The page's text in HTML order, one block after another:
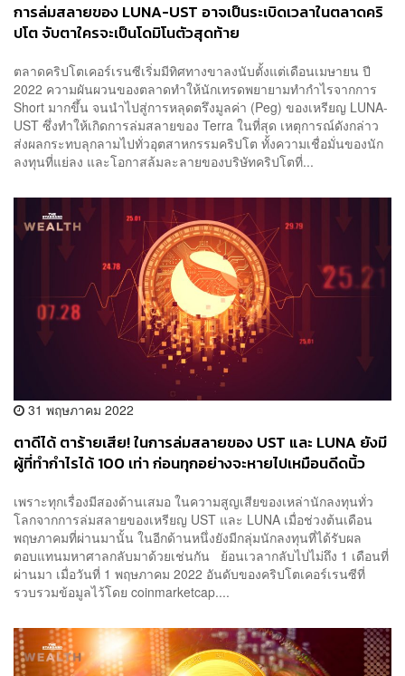
การล่มสลายของ LUNA-UST อาจเป็นระเบิดเวลาในตลาดคริ
ปโต จับตาใครจะเป็นโดมิโนตัวสุดท้าย
ตลาดคริปโตเคอร์เรนซีเริ่มมีทิศทางขาลงนับตั้งแต่เดือนเมษายน ปี
2022 ความผันผวนของตลาดทำให้นักเทรดพยายามทำกำไรจากการ
Short มากขึ้น จนนำไปสู่การหลุดตรึงมูลค่า (Peg) ของเหรียญ LUNA-
UST ซึ่งทำให้เกิดการล่มสลายของ Terra ในที่สุด เหตุการณ์ดังกล่าว
ส่งผลกระทบลุกลามไปทั่วอุตสาหกรรมคริปโต ทั้งความเชื่อมั่นของนัก
ลงทุนที่แย่ลง และโอกาสล้มละลายของบริษัทคริปโตที่...
31 พฤษภาคม 2022
ตาดีได้ ตาร้ายเสีย! ในการล่มสลายของ UST และ LUNA ยังมี
ผู้ที่ทำกำไรได้ 100 เท่า ก่อนทุกอย่างจะหายไปเหมือนดีดนิ้ว
เพราะทุกเรื่องมีสองด้านเสมอ ในความสูญเสียของเหล่านักลงทุนทั่ว
โลกจากการล่มสลายของเหรียญ UST และ LUNA เมื่อช่วงต้นเดือน
พฤษภาคมที่ผ่านมานั้น ในอีกด้านหนึ่งยังมีกลุ่มนักลงทุนที่ได้รับผล
ตอบแทนมหาศาลกลับมาด้วยเช่นกัน ย้อนเวลากลับไปไม่ถึง 1 เดือนที่
ผ่านมา เมื่อวันที่ 1 พฤษภาคม 2022 อันดับของคริปโตเคอร์เรนซีที่
รวบรวมข้อมูลไว้โดย coinmarketcap....